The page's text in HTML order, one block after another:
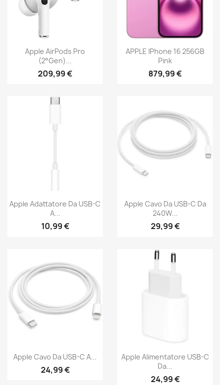
Apple AirPods Pro
(2°Gen)...
209,99 €
APPLE IPhone 16 256GB
Pink
879,99 €
Apple Adattatore Da USB-C
A...
10,99 €
Apple Cavo Da USB-C Da
240W...
29,99 €
Apple Cavo Da USB-C A...
24,99 €
Apple Alimentatore USB-C
Da...
24,99 €